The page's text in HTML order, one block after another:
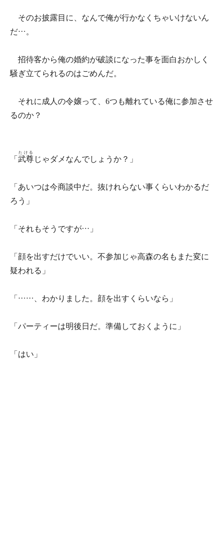
そのお披露目に、なんで俺が行かなくちゃいけないん
だ…。
招待客から俺の婚約が破談になった事を面白おかしく
騒ぎ立てられるのはごめんだ。
それに成人の令嬢って、6つも離れている俺に参加させ
るのか？
「 武尊
たける
じゃダメなんでしょうか？」
「あいつは今商談中だ。抜けれらない事くらいわかるだ
ろう」
「それもそうですが…」
「顔を出すだけでいい。不参加じゃ高森の名もまた変に
疑われる」
「……、わかりました。顔を出すくらいなら」
「パーティーは明後日だ。準備しておくように」
「はい」